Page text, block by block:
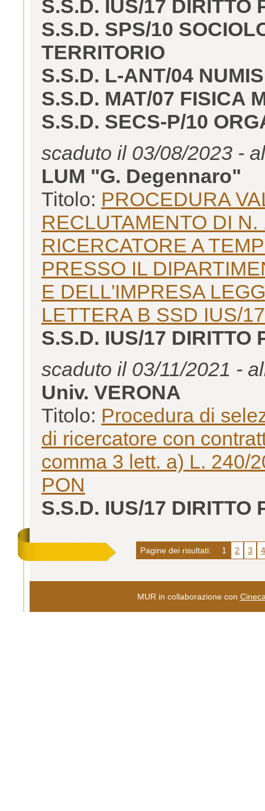
S.S.D. IUS/17 DIRITTO
S.S.D. SPS/10
TERRITORIO
S.S.D. L-ANT/04
S.S.D. MAT/07 FISICA
S.S.D. SECS-P/10
scaduto il 03/08/2023 -
LUM "G. Degennaro"
Titolo: PROCEDURA
RECLUTAMENTO DI
RICERCATORE A
PRESSO IL
E DELL'IMPRESA
LETTERA B SSD IUS/17
S.S.D. IUS/17 DIRITTO
scaduto il 03/11/2021 -
Univ. VERONA
Titolo: Procedura di
di ricercatore con
comma 3 lett. a) L. 240/
PON
S.S.D. IUS/17 DIRITTO
Pagine dei risultati: 1 2 3 4
MUR in collaborazione con